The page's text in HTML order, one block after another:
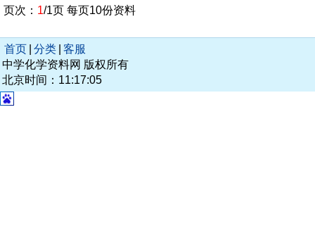
页次： 1/1页 每页10份资料
首页 分类 客服
中学化学资料网 版权所有
北京时间：11:17:05